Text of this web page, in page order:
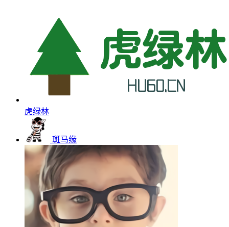
虎绿林
斑马缘